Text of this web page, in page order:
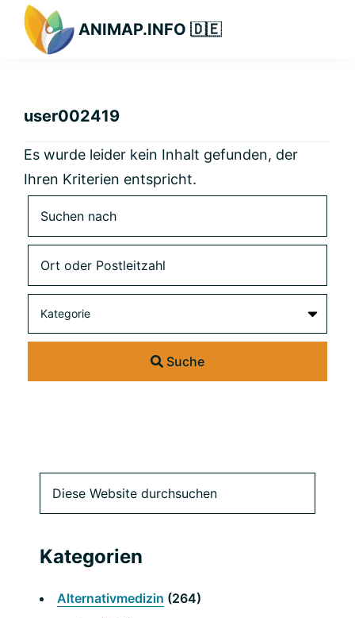
Hauptnavigation
Zum
Hauptinhalt
primären
ANIMAP.INFO 🇩🇪
Das
user002419
Es wurde leider kein Inhalt gefunden, der
Ihren Kriterien entspricht.
Suche
Primäre
Seitenleiste
Website
Kategorien
Alternativmedizin (264)